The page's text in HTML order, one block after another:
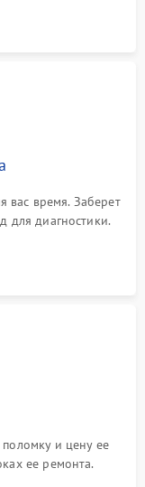
вас время. Заберет
для диагностики.
и цену ее
ее ремонта.